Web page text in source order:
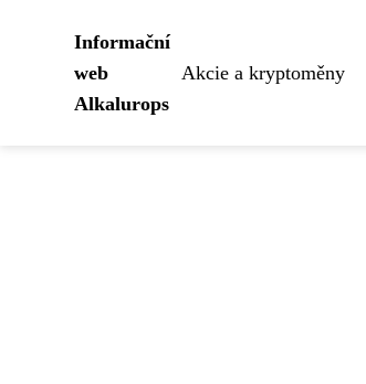
Informační
web
Alkalurops
Akcie a kryptoměny